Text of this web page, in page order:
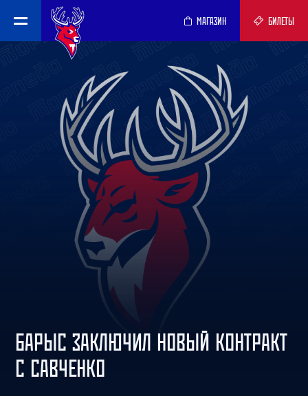
МАГАЗИН БИЛЕТЫ
БАРЫС ЗАКЛЮЧИЛ НОВЫЙ КОНТРАКТ
С САВЧЕНКО